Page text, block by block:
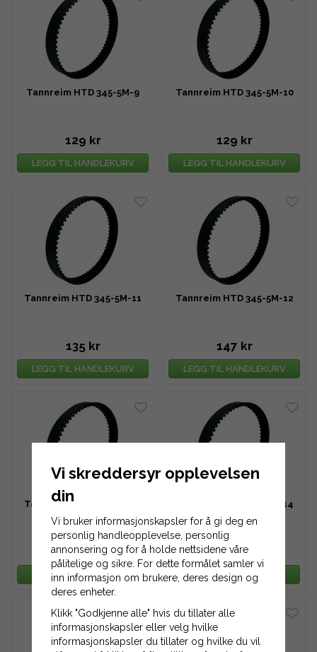
Tannreim HTD 345-5M-9
129 kr
LEGG TIL HANDLEKURV
Tannreim HTD 345-5M-10
129 kr
LEGG TIL HANDLEKURV
Tannreim HTD 345-5M-11
135 kr
LEGG TIL HANDLEKURV
Tannreim HTD 345-5M-12
147 kr
LEGG TIL HANDLEKURV
Tannreim HTD 345-5M-13
160 kr
LEGG TIL HANDLEKURV
Tannreim HTD 345-5M-14
172 kr
LEGG TIL HANDLEKURV
Vi skreddersyr opplevelsen
din
Vi bruker informasjonskapsler for å gi deg en
personlig handleopplevelse, personlig
annonsering og for å holde nettsidene våre
pålitelige og sikre. For dette formålet samler vi
inn informasjon om brukere, deres design og
deres enheter.
Klikk "Godkjenne alle" hvis du tillater alle
informasjonskapsler eller velg hvilke
informasjonskapsler du tillater og hvilke du vil